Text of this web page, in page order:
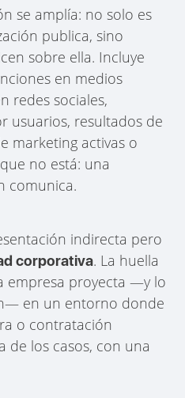
se amplía: no solo es
publica, sino
sobre ella. Incluye
en medios
redes sociales,
usuarios, resultados de
marketing activas o
no está: una
comunica.
indirecta pero
corporativa. La huella
empresa proyecta —y lo
en un entorno donde
o contratación
de los casos, con una